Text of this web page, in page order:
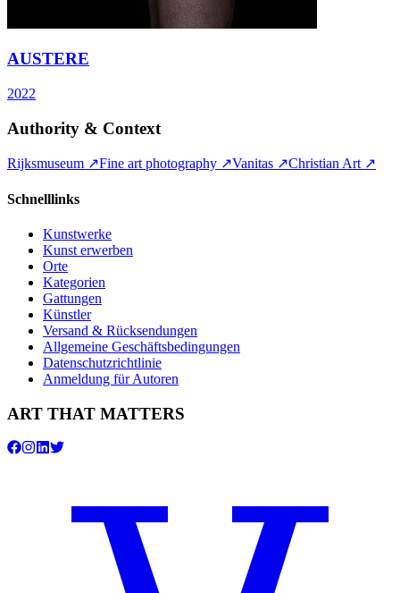
AUSTERE
2022
Authority & Context
Rijksmuseum ↗Fine art photography ↗Vanitas ↗Christian Art ↗
Schnelllinks
Kunstwerke
Kunst erwerben
Orte
Kategorien
Gattungen
Künstler
Versand & Rücksendungen
Allgemeine Geschäftsbedingungen
Datenschutzrichtlinie
Anmeldung für Autoren
ART THAT MATTERS